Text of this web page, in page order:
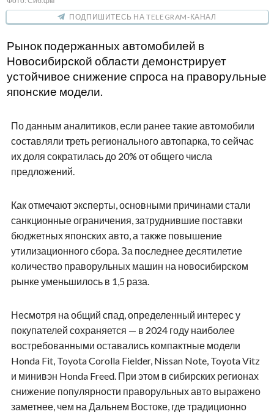
ПОДПИШИТЕСЬ НА TELEGRAM-КАНАЛ
Рынок подержанных автомобилей в
Новосибирской области демонстрирует
устойчивое снижение спроса на праворульные
японские модели.
По данным аналитиков, если ранее такие автомобили
составляли треть регионального автопарка, то сейчас
их доля сократилась до 20% от общего числа
предложений.
Как отмечают эксперты, основными причинами стали
санкционные ограничения, затруднившие поставки
бюджетных японских авто, а также повышение
утилизационного сбора. За последнее десятилетие
количество праворульных машин на новосибирском
рынке уменьшилось в 1,5 раза.
Несмотря на общий спад, определенный интерес у
покупателей сохраняется — в 2024 году наиболее
востребованными оставались компактные модели
Honda Fit, Toyota Corolla Fielder, Nissan Note, Toyota Vitz
и минивэн Honda Freed. При этом в сибирских регионах
снижение популярности праворульных авто выражено
заметнее, чем на Дальнем Востоке, где традиционно